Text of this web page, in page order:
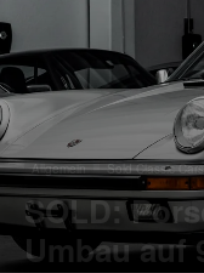
Allgemein Sold Classic Cars
SOLD:
Umbau auf